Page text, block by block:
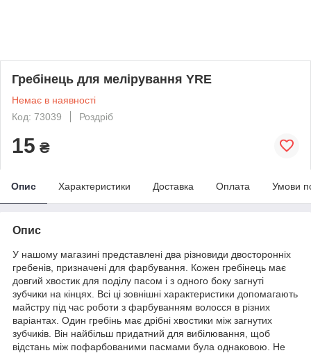
Гребінець для мелірування YRE
Немає в наявності
Код: 73039
Роздріб
15 ₴
Опис Характеристики Доставка Оплата Умови
Опис
У нашому магазині представлені два різновиди двосторонніх
гребенів, призначені для фарбування. Кожен гребінець має
довгий хвостик для поділу пасом і з одного боку загнуті
зубчики на кінцях. Всі ці зовнішні характеристики допомагають
майстру під час роботи з фарбуванням волосся в різних
варіантах. Один гребінь має дрібні хвостики між загнутих
зубчиків. Він найбільш придатний для вибілювання, щоб
відстань між пофарбованими пасмами була однаковою. Не